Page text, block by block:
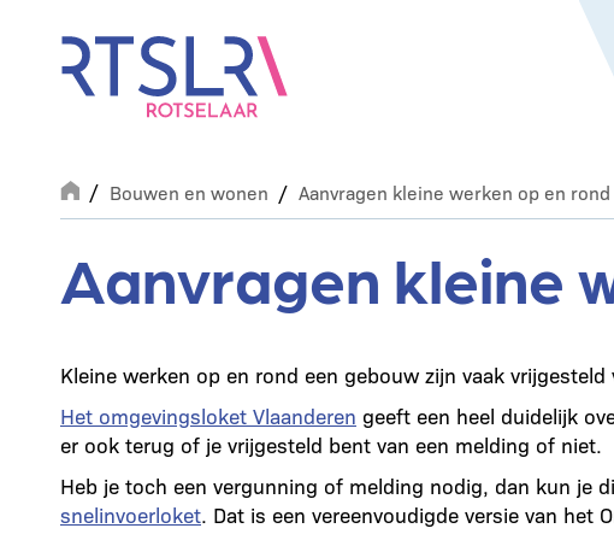
Breadcrumb
Bouwen en wonen Aanvragen kleine werken op en
Aanvragen kleine
Kleine werken op en rond een gebouw zijn vaak vrijgesteld
Het omgevingsloket Vlaanderen geeft een heel duidelijk
er ook terug of je vrijgesteld bent van een melding of niet.
Heb je toch een vergunning of melding nodig, dan kun je
snelinvoerloket. Dat is een vereenvoudigde versie van het